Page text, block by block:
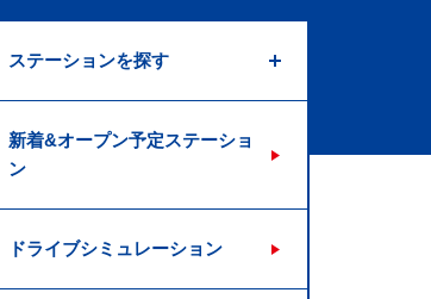
ステーションを探す
新着&オープン予定ステーショ
ン
ドライブシミュレーション